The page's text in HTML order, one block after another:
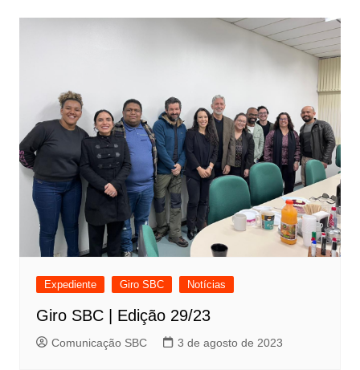
Expediente Giro SBC Notícias
Giro SBC | Edição 29/23
Comunicação SBC 3 de agosto de 2023